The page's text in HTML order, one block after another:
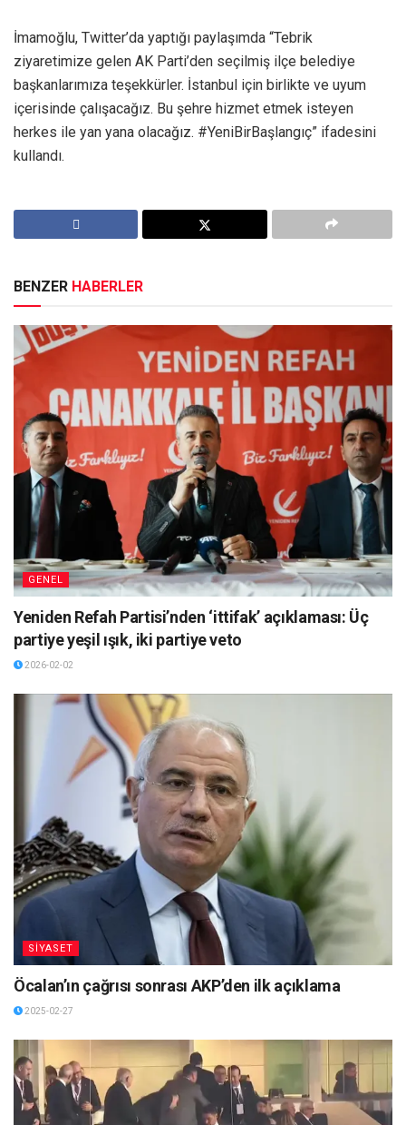
İmamoğlu, Twitter’da yaptığı paylaşımda “Tebrik
ziyaretimize gelen AK Parti’den seçilmiş ilçe belediye
başkanlarımıza teşekkürler. İstanbul için birlikte ve uyum
içerisinde çalışacağız. Bu şehre hizmet etmek isteyen
herkes ile yan yana olacağız. #YeniBirBaşlangıç” ifadesini
kullandı.
BENZER HABERLER
GENEL
Yeniden Refah Partisi’nden ‘ittifak’ açıklaması: Üç
partiye yeşil ışık, iki partiye veto
2026-02-02
SİYASET
Öcalan’ın çağrısı sonrası AKP’den ilk açıklama
2025-02-27